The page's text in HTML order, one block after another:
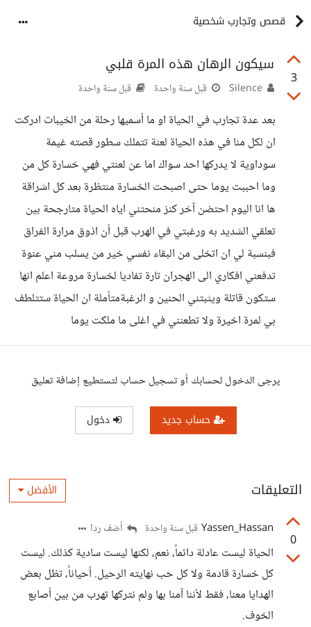
قصص وتجارب شخصية
3
سيكون الرهان هذه المرة قلبي
قبل سنة واحدة قبل سنة واحدة
بعد عدة تجارب في الحياة او ما أسميها رحلة من الخيبات ادركت
ان لكل منا في هذه الحياة لعنة تتملك سطور قصته غيمة
سوداوية لا يدركها احد سواك اما عن لعنتي فهي خسارة كل من
وما احببت يوما حتى اصبحت الخسارة منتظرة بعد كل اشراقة
ها انا اليوم احتضن آخر كنز منحتني اياه الحياة متارجحة بين
تعلقي الشديد به ورغبتي في الهرب قبل أن اذوق مرارة الفراق
فبنسبة لي ان اتخلى من البقاء نفسي خير من يسلب مني عنوة
تدفعني افكاري الى الهجران تارة تفاديا لخسارة مروعة اعلم انها
ستكون قاتلة ويثبتني الحنين و الرغبةمتأملة ان الحياة ستتلطف
بي لمرة اخيرة ولا تطعنني في اغلى ما ملكت يوما
يرجى الدخول لحسابك أو تسجيل حساب لتستطيع إضافة تعليق
حساب جديد دخول
التعليقات الأفضل
0
Yassen_Hassan قبل سنة واحدة أضف ردا
الحياة ليست عادلة دائماً، نعم، لكنها ليست سادية كذلك. ليست
كل خسارة قادمة ولا كل حب نهايته الرحيل. أحياناً، تظل بعض
الهدايا معنا، فقط لأننا آمنا بها ولم نتركها تهرب من بين أصابع
الخوف.